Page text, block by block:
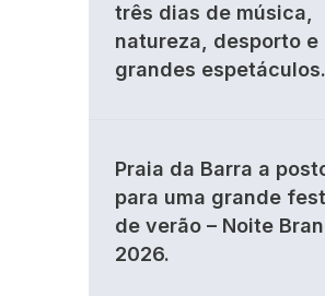
três dias de música,
natureza, desporto e
grandes espetáculos.
Praia da Barra a
para uma grande
de verão – Noite
2026.